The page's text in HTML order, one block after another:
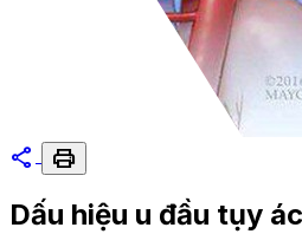
share print
Dấu hiệu u đầu tụy